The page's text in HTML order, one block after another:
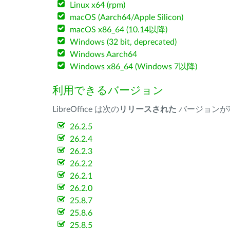
Linux x64 (rpm)
macOS (Aarch64/Apple Silicon)
macOS x86_64 (10.14以降)
Windows (32 bit, deprecated)
Windows Aarch64
Windows x86_64 (Windows 7以降)
利用できるバージョン
LibreOffice は次のリリースされた バージョンが
26.2.5
26.2.4
26.2.3
26.2.2
26.2.1
26.2.0
25.8.7
25.8.6
25.8.5